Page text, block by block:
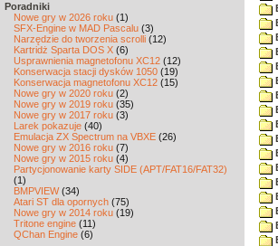
Poradniki
Nowe gry w 2026 roku (1)
SFX-Engine w MAD Pascalu (3)
Narzędzie do tworzenia scrolli (12)
Kartridż Sparta DOS X (6)
Usprawnienia magnetofonu XC12 (12)
Konserwacja stacji dysków 1050 (19)
Konserwacja magnetofonu XC12 (15)
Nowe gry w 2020 roku (2)
Nowe gry w 2019 roku (35)
Nowe gry w 2017 roku (3)
Larek pokazuje (40)
Emulacja ZX Spectrum na VBXE (26)
Nowe gry w 2016 roku (7)
Nowe gry w 2015 roku (4)
Partycjonowanie karty SIDE (APT/FAT16/FAT32)
(1)
BMPVIEW(34)
Atari ST dla opornych (75)
Nowe gry w 2014 roku (19)
Tritone engine (11)
QChan Engine (6)